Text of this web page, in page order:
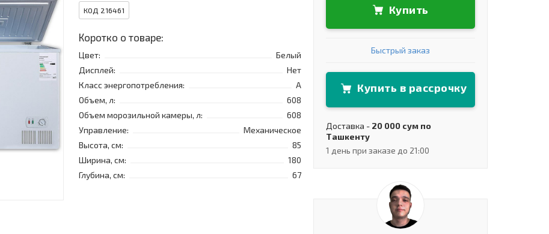
КОД 216461
Коротко о товаре:
Цвет:
Белый
Дисплей:
Нет
Класс энергопотребления:
A
Объем, л:
608
Объем морозильной камеры, л:
608
Управление:
Механическое
Высота, см:
85
Ширина, см:
180
Глубина, см:
67
Купить
Быстрый заказ
Купить в рассрочку
Доставка - 20 000 сум по
Ташкенту
1 день при заказе до 21:00